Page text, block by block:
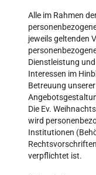
Alle im Rahmen
jeweils geltenden
Dienstleistung
Interessen im
Betreuung
Die Ev.
wird
Institutionen
verpflichtet ist.